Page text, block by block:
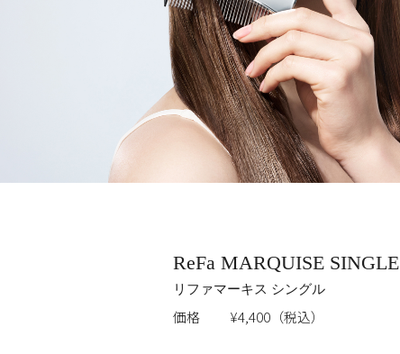
ReFa MARQUISE SINGLE
リファマーキス シングル
価格 ¥4,400（税込）